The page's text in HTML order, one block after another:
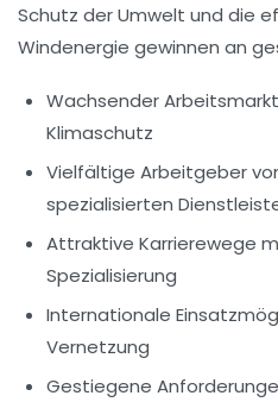
Schutz der Umwelt und die
Windenergie gewinnen an
Wachsender
Klimaschutz
Vielfältige Arbeitgeber
spezialisierten
Attraktive Karrierewege
Spezialisierung
Internationale
Vernetzung
Gestiegene